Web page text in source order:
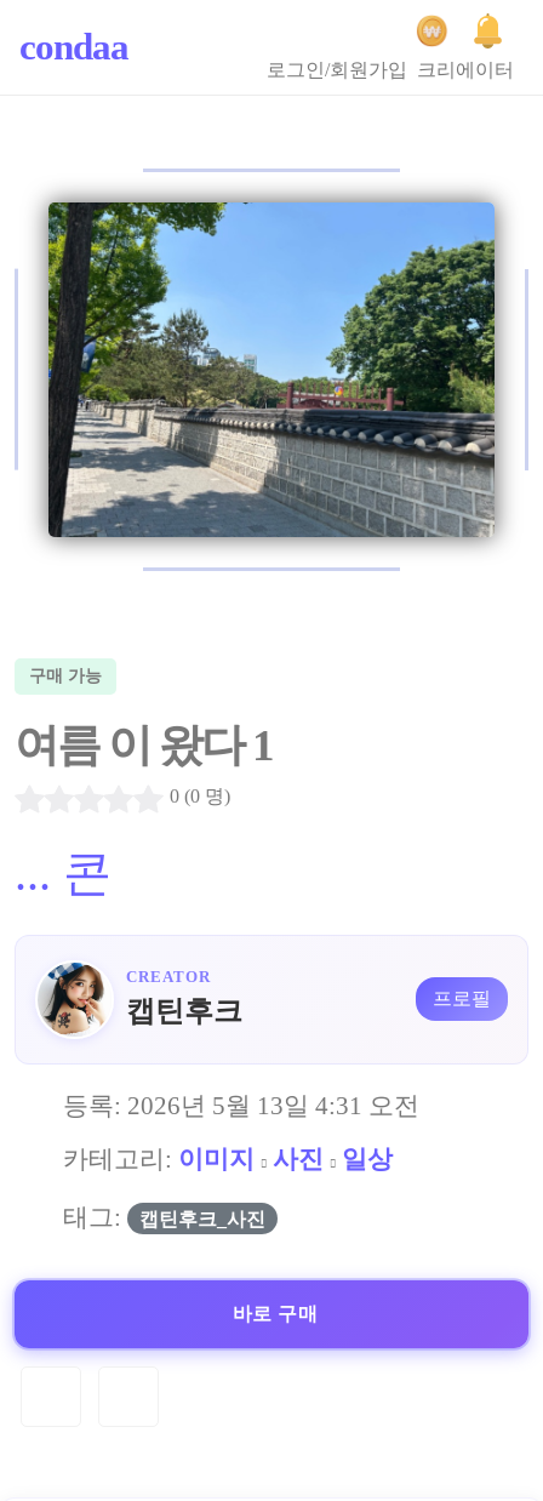
condaa
로그인/회원가입 크리에이터
구매 가능
여름 이 왔다 1
0 (0 명)
... 콘
CREATOR
캡틴후크 프로필
등록: 2026년 5월 13일 4:31 오전
카테고리: 이미지 사진 일상
태그: 캡틴후크_사진
바로 구매